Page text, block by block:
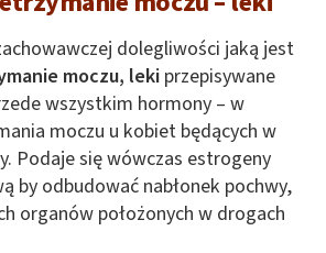
dolegliwości jaką jest
moczu, leki przepisywane
wszystkim hormony – w
moczu u kobiet będących w
Podaje się wówczas estrogeny
by odbudować nabłonek pochwy,
organów położonych w drogach